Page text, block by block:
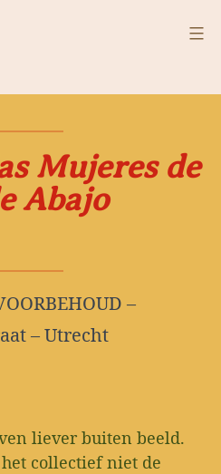
Mujeres de
Abajo
–
– Utrecht
liever buiten beeld.
collectief niet de